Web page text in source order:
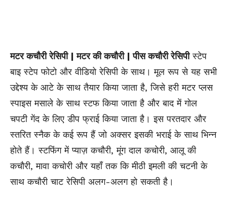
मटर कचौरी रेसिपी | मटर की कचौरी | पीस कचौरी रेसिपीस्टेप
बाइ स्टेप फोटो और वीडियो रेसिपी के साथ। मूल रूप से यह सभी
उद्देश्य के आटे के साथ तैयार किया जाता है, जिसे हरी मटर प्लस
स्पाइस मसाले के साथ स्टफ किया जाता है और बाद में गोल
चपटी गेंद के लिए डीप फ्राई किया जाता है। इस परतदार और
स्तरित स्नैक के कई रूप हैं जो अक्सर इसकी भराई के साथ भिन्न
होते हैं। स्टफिंग में प्याज़ कचौरी, मूंग दाल कचोरी, आलू की
कचौरी, मावा कचोरी और यहाँ तक कि मीठी इमली की चटनी के
साथ कचौरी चाट रेसिपी अलग-अलग हो सकती है।